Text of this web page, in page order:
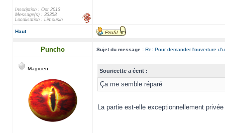
Inscription : Oct 2013
Message(s) : 33358
Localisation : Limousin
Haut
Puncho Sujet du message : Re: Pour demander l'ouverture
Magicien Souricette a écrit :
Ça me semble réparé
La partie est-elle exceptionnellement